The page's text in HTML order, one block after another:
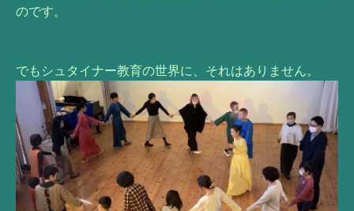
のです。
でもシュタイナー教育の世界に、それはありません。